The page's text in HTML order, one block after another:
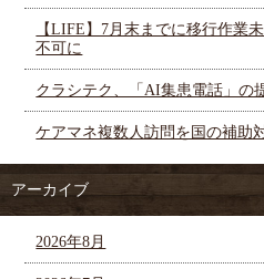
【LIFE】7月末までに移行作業
不可に
クラシテク、「AI集患電話」の
ケアマネ複数人訪問を国の補助
アーカイブ
2026年8月